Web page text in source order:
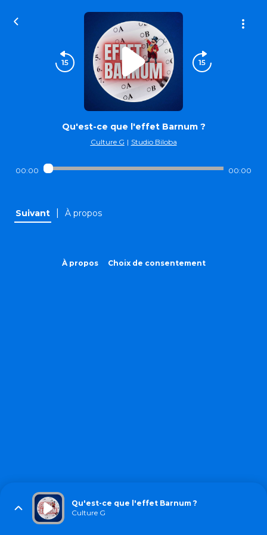
Qu'est-ce que l'effet Barnum ?
Culture G | Studio Biloba
00:00 00:00
Suivant À propos
À propos Choix de consentement
Qu'est-ce que l'effet Barnum ?
Culture G